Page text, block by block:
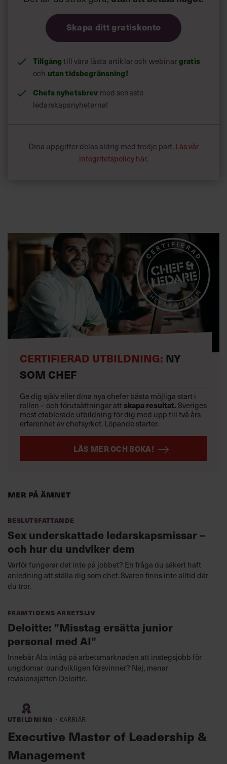
Skapa ditt gratiskonto
Tillgångtill våra låsta artiklar och webinargratis
och utan tidsbegränsning!
Chefs nyhetsbrev med senaste
ledarskapsnyheterna!
Dina uppgifter delas aldrig med tredje part. Läs vår
integritetspolicy här.
Mer på ämnet
Beslutsfattande
Sex underskattade ledarskapsmissar –
och hur du undviker dem
Varför fungerar det inte på jobbet? En fråga du säkert haft
anledning att ställa dig som chef. Svaren finns inte alltid där
du tror.
Framtidens arbetsliv
Deloitte: ”Misstag ersätta junior
personal med AI”
Innebär AI:s intåg på arbetsmarknaden att instegsjobb för
ungdomar oundvikligen försvinner? Nej, menar
revisionsjätten Deloitte.
Utbildning · Karriär
Executive Master of Leadership &
Management
CERTIFIERAD UTBILDNING: NY
SOM CHEF
Ge dig själv eller dina nya chefer bästa möjliga start i
rollen – och förutsättningar att skapa resultat. Sveriges
mest etablerade utbildning för dig med upp till två års
erfarenhet av chefsyrket. Löpande starter.
LÄS MER OCH BOKA!